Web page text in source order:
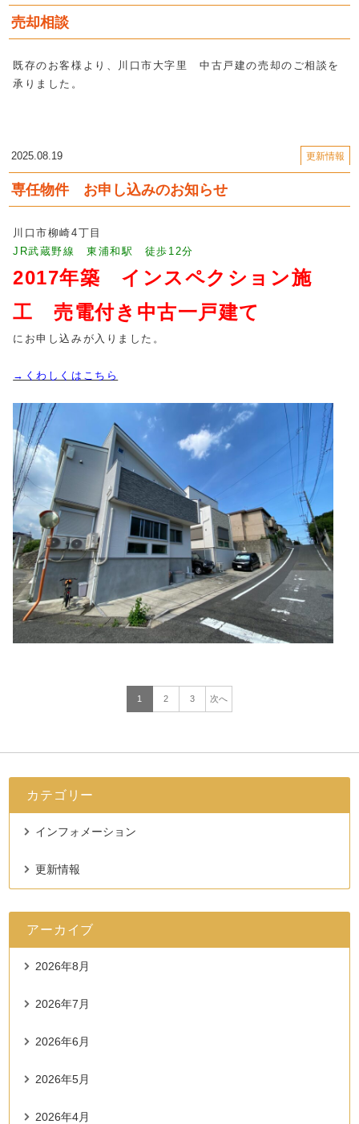
売却相談
既存のお客様より、川口市大字里 中古戸建の売却のご相談を
承りました。
2025.08.19 更新情報
専任物件 お申し込みのお知らせ
川口市柳崎4丁目
JR武蔵野線 東浦和駅 徒歩12分
2017年築 インスペクション施
工 売電付き中古一戸建て
にお申し込みが入りました。
→くわしくはこちら
1 2 3 次へ
カテゴリー
インフォメーション
更新情報
アーカイブ
2026年8月
2026年7月
2026年6月
2026年5月
2026年4月